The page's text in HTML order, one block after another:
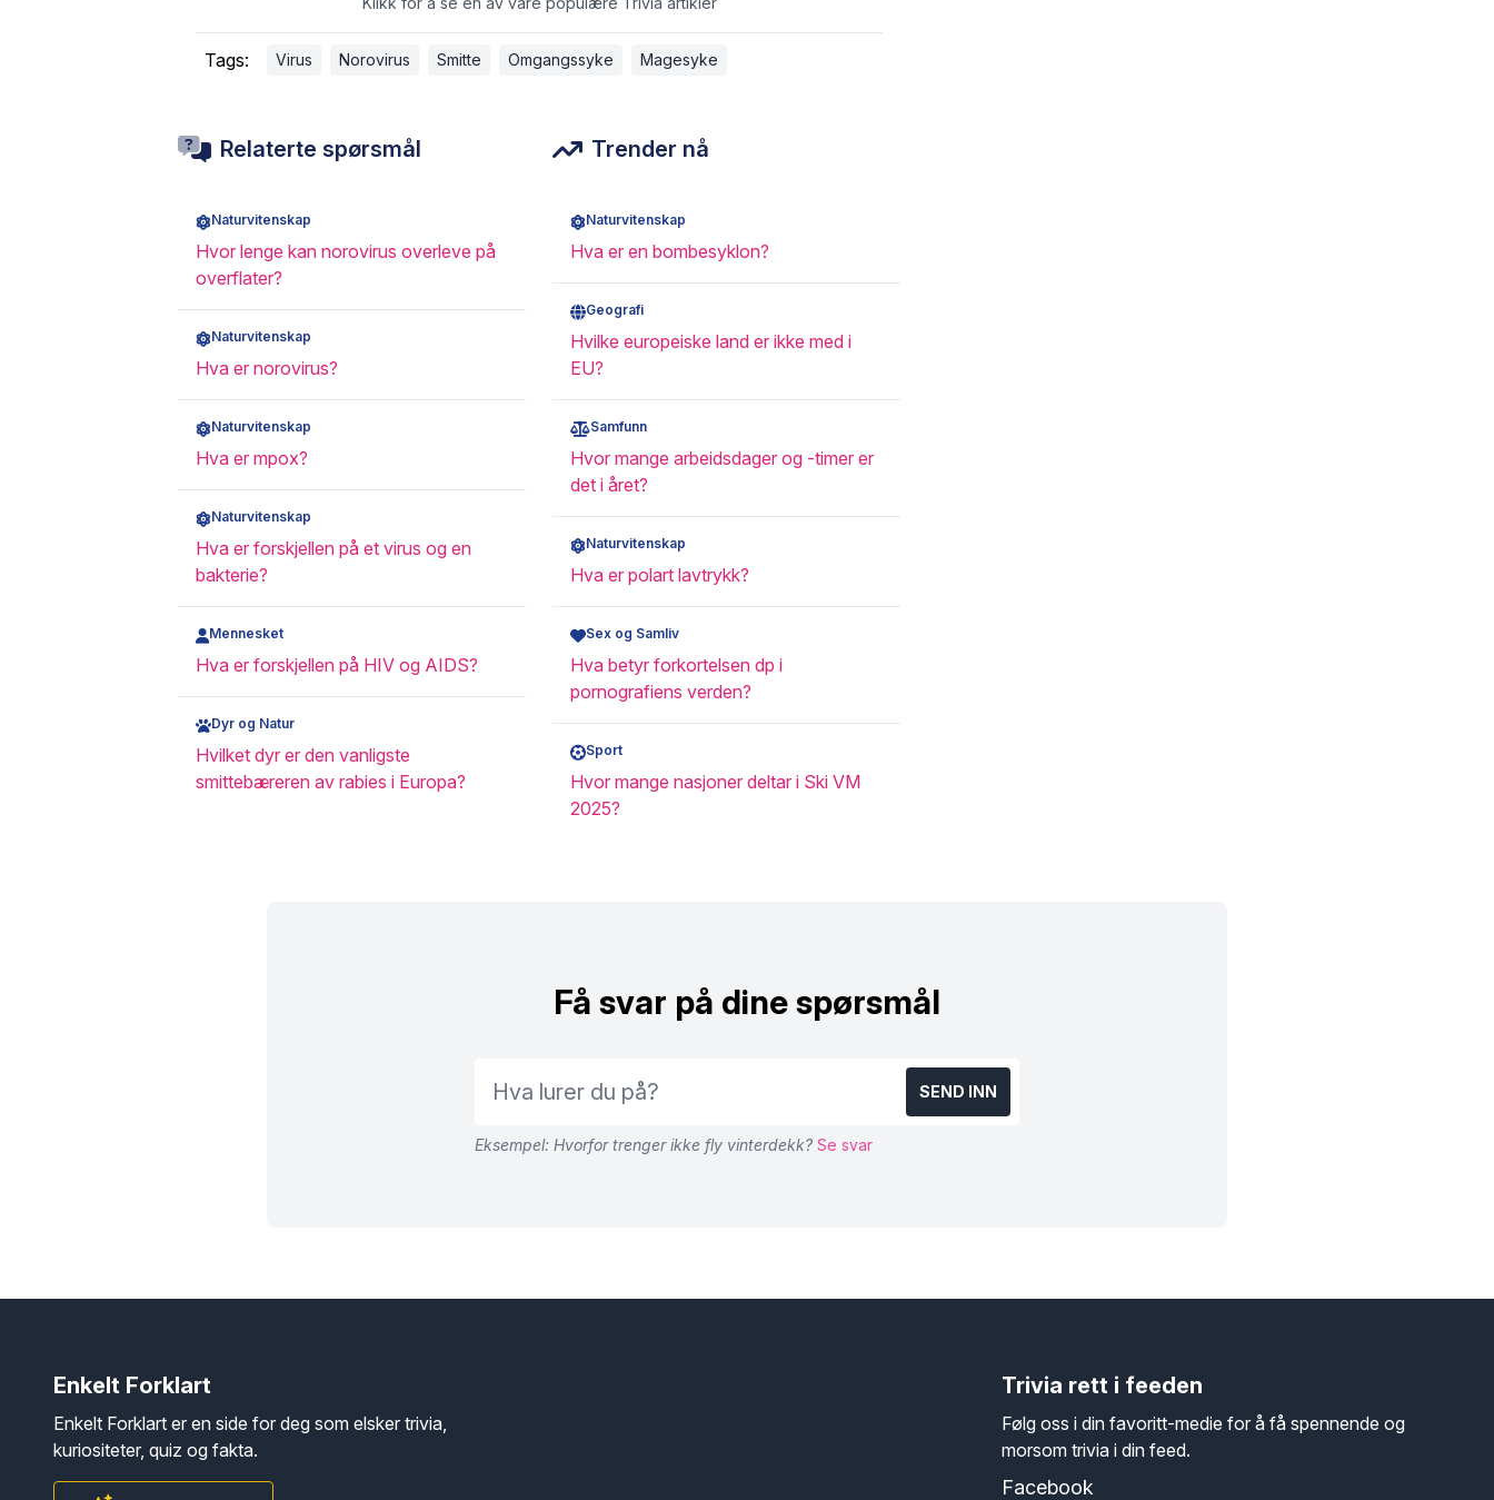
Tags: Virus Norovirus Smitte Omgangssyke Magesyke
Relaterte spørsmål
Naturvitenskap
Hvor lenge kan norovirus overleve på
overflater?
Naturvitenskap
Hva er norovirus?
Naturvitenskap
Hva er mpox?
Naturvitenskap
Hva er forskjellen på et virus og en
bakterie?
Mennesket
Hva er forskjellen på HIV og AIDS?
Dyr og Natur
Hvilket dyr er den vanligste
smittebæreren av rabies i Europa?
Trender nå
Naturvitenskap
Hva er en bombesyklon?
Geografi
Hvilke europeiske land er ikke med i
EU?
Samfunn
Hvor mange arbeidsdager og -timer er
det i året?
Naturvitenskap
Hva er polart lavtrykk?
Sex og Samliv
Hva betyr forkortelsen dp i
pornografiens verden?
Sport
Hvor mange nasjoner deltar i Ski VM
2025?
Få svar på dine spørsmål
SEND INN
Eksempel: Hvorfor trenger ikke fly vinterdekk? Se svar
Enkelt Forklart
Enkelt Forklart er en side for deg som elsker trivia,
kuriositeter, quiz og fakta.
Trivia rett i feeden
Følg oss i din favoritt-medie for å få spennende og
morsom trivia i din feed.
Facebook